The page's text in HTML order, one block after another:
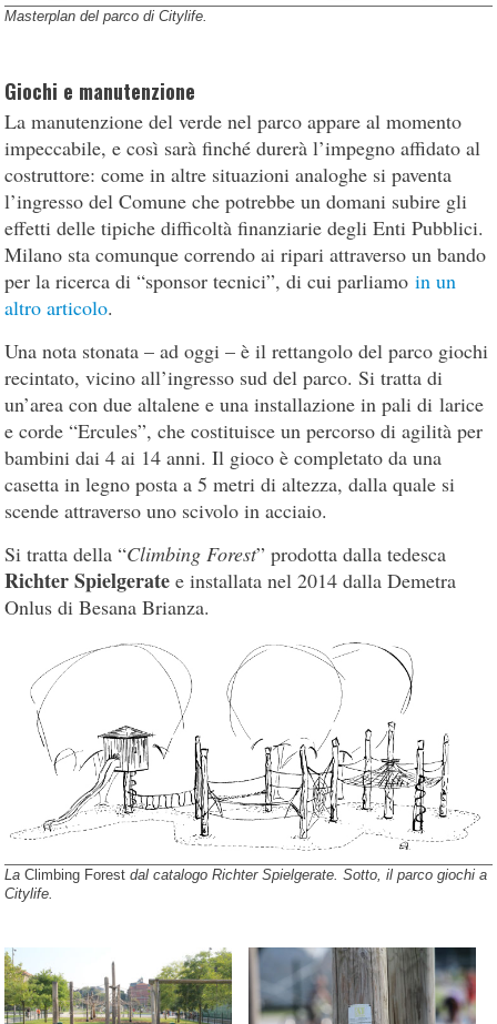
Masterplan del parco di Citylife.
Giochi e manutenzione
La manutenzione del verde nel parco appare al momento
impeccabile, e così sarà finché durerà l’impegno affidato al
costruttore: come in altre situazioni analoghe si paventa
l’ingresso del Comune che potrebbe un domani subire gli
effetti delle tipiche difficoltà finanziarie degli Enti Pubblici.
Milano sta comunque correndo ai ripari attraverso un bando
per la ricerca di “sponsor tecnici”, di cui parliamo in un
altro articolo.
Una nota stonata – ad oggi – è il rettangolo del parco giochi
recintato, vicino all’ingresso sud del parco. Si tratta di
un’area con due altalene e una installazione in pali di larice
e corde “Ercules”, che costituisce un percorso di agilità per
bambini dai 4 ai 14 anni. Il gioco è completato da una
casetta in legno posta a 5 metri di altezza, dalla quale si
scende attraverso uno scivolo in acciaio.
Si tratta della “Climbing Forest” prodotta dalla tedesca
Richter Spielgerate e installata nel 2014 dalla Demetra
Onlus di Besana Brianza.
LaClimbing Forest dal catalogo Richter Spielgerate. Sotto, il parco giochi a
Citylife.